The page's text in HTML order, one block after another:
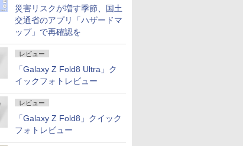
災害リスクが増す季節、国土
交通省のアプリ「ハザードマ
ップ」で再確認を
レビュー
「Galaxy Z Fold8 Ultra」ク
イックフォトレビュー
レビュー
「Galaxy Z Fold8」クイック
フォトレビュー